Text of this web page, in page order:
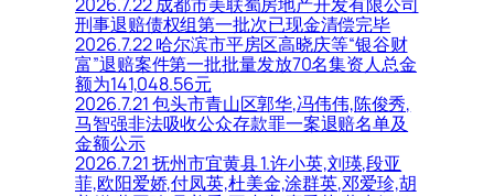
刑事退赔债权组第一批次已现金清偿完毕
2026.7.22 哈尔滨市平房区高晓庆等“银谷财
富”退赔案件第一批批量发放70名集资人总金
额为141,048.56元
2026.7.21 包头市青山区郭华,冯伟伟,陈俊秀,
马智强非法吸收公众存款罪一案退赔名单及
金额公示
2026.7.21 抚州市宜黄县 1.许小英,刘瑛,段亚
菲,欧阳爱娇,付凤英,杜美金,涂群英,邓爱珍,胡